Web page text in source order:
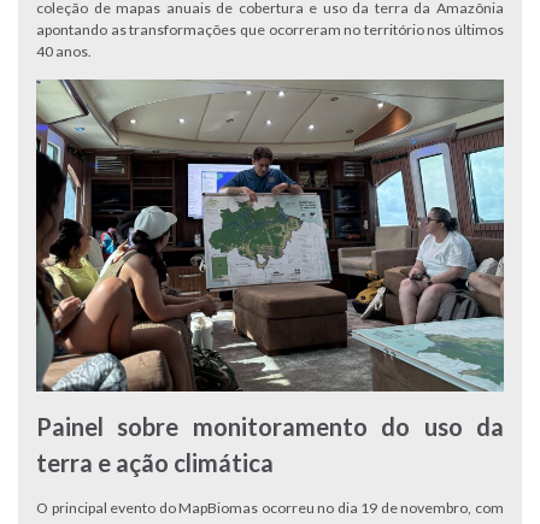
coleção de mapas anuais de cobertura e uso da terra da Amazônia
apontando as transformações que ocorreram no território nos últimos
40 anos.
Painel sobre monitoramento do uso da
terra e ação climática
O principal evento do MapBiomas ocorreu no dia 19 de novembro, com